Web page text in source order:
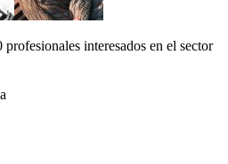
interesados en el sector